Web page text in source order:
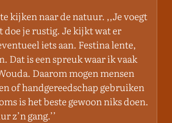
kijken naar de natuur. ,,Je voegt
doe je rustig. Je kijkt wat er
iets aan. Festina lente,
Dat is een spreuk waar ik vaak
Daarom mogen mensen
of handgereedschap gebruiken
is het beste gewoon niks doen.
z’n gang.’’